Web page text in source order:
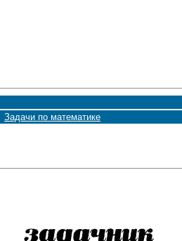
Задачи по математике